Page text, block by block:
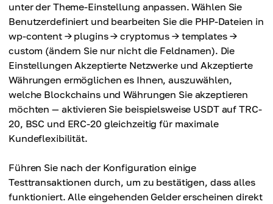
unter der Theme-Einstellung anpassen. Wählen Sie
Benutzerdefiniert und bearbeiten Sie die PHP-Dateien in
wp-content → plugins → cryptomus → templates →
custom (ändern Sie nur nicht die Feldnamen). Die
Einstellungen Akzeptierte Netzwerke und Akzeptierte
Währungen ermöglichen es Ihnen, auszuwählen,
welche Blockchains und Währungen Sie akzeptieren
möchten — aktivieren Sie beispielsweise USDT auf TRC-
20, BSC und ERC-20 gleichzeitig für maximale
Kundeflexibilität.
Führen Sie nach der Konfiguration einige
Testtransaktionen durch, um zu bestätigen, dass alles
funktioniert. Alle eingehenden Gelder erscheinen direkt